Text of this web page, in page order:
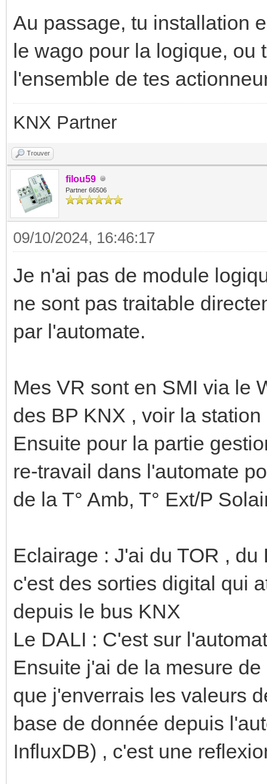
Au passage, tu installation
le wago pour la logique, ou
l'ensemble de tes
KNX Partner
Trouver
filou59
Partner 66506
09/10/2024, 16:46:17
Je n'ai pas de module
ne sont pas traitable
par l'automate.
Mes VR sont en SMI via le
des BP KNX , voir la station
Ensuite pour la partie
re-travail dans l'automate
de la T° Amb, T° Ext/P
Eclairage : J'ai du TOR ,
c'est des sorties digital qui
depuis le bus KNX
Le DALI : C'est sur
Ensuite j'ai de la mesure
que j'enverrais les valeurs
base de donnée depuis
InfluxDB) , c'est une